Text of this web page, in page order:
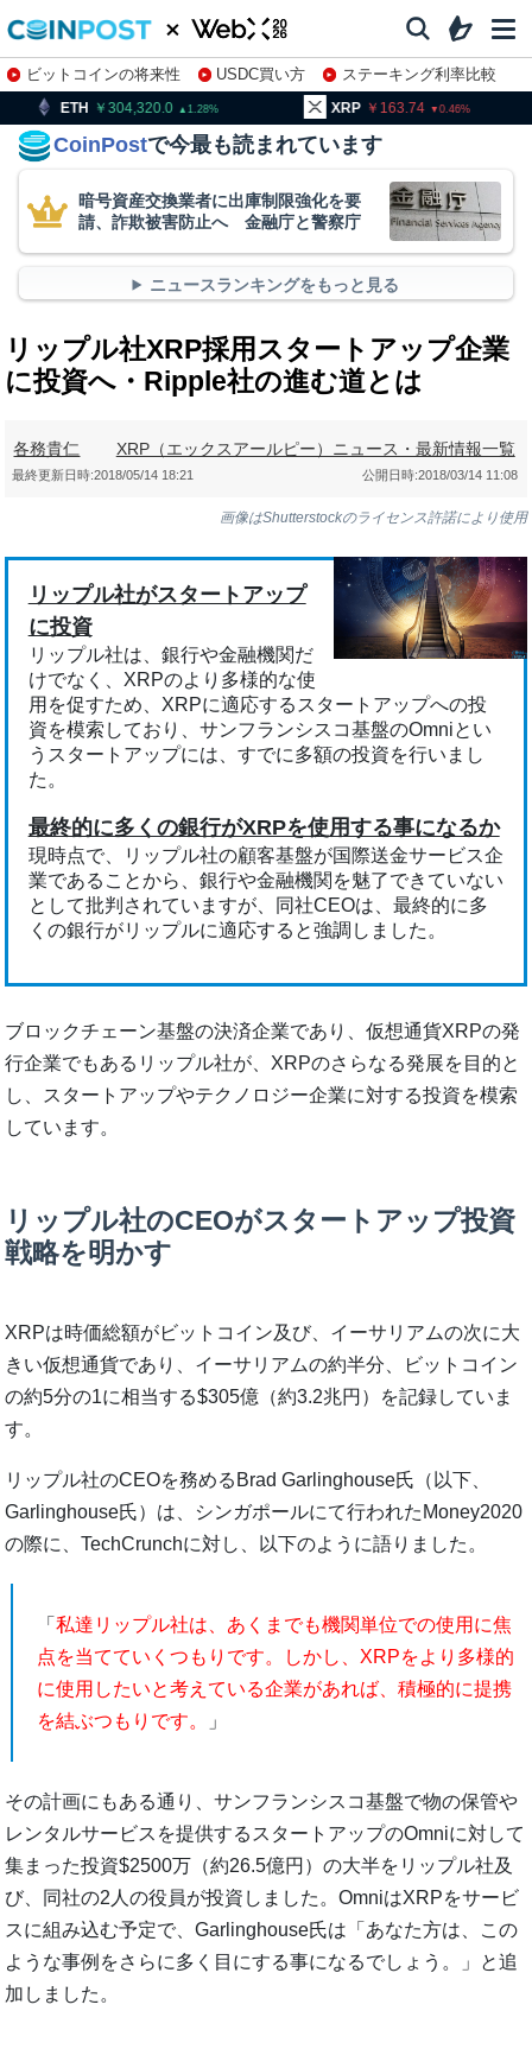
ビットコインの将来性 USDC買い方
ステーキング利率比較
株特集・関連銘柄
304,320.0 1.28 163.74 0.46
CoinPostで今最も読まれています
暗号資産交換業者に出庫制限強化を要
請、詐欺被害防止へ 金融庁と警察庁
ニュースランキングをもっと見る
リップル社XRP採用スタートアップ企業
に投資へ・Ripple社の進む道とは
各務貴仁 XRP（エックスアールピー）ニュース・最新情報一覧
公開日時:2018/03/14 11:08
最終更新日時:2018/05/14 18:21
画像はShutterstockのライセンス許諾により使用
リップル社がスタートアップ
に投資
リップル社は、銀行や金融機関だ
けでなく、XRPのより多様的な使
用を促すため、XRPに適応するスタートアップへの投
資を模索しており、サンフランシスコ基盤のOmniとい
うスタートアップには、すでに多額の投資を行いまし
た。
最終的に多くの銀行がXRPを使用する事になるか
現時点で、リップル社の顧客基盤が国際送金サービス企
業であることから、銀行や金融機関を魅了できていない
として批判されていますが、同社CEOは、最終的に多
くの銀行がリップルに適応すると強調しました。
ブロックチェーン基盤の決済企業であり、仮想通貨XRPの発
行企業でもあるリップル社が、XRPのさらなる発展を目的と
し、スタートアップやテクノロジー企業に対する投資を模索
しています。
リップル社のCEOがスタートアップ投資
戦略を明かす
XRPは時価総額がビットコイン及び、イーサリアムの次に大
きい仮想通貨であり、イーサリアムの約半分、ビットコイン
の約5分の1に相当する$305億（約3.2兆円）を記録していま
す。
リップル社のCEOを務めるBrad Garlinghouse氏（以下、
Garlinghouse氏）は、シンガポールにて行われたMoney2020
の際に、TechCrunchに対し、以下のように語りました。
「私達リップル社は、あくまでも機関単位での使用に焦
点を当てていくつもりです。しかし、XRPをより多様的
に使用したいと考えている企業があれば、積極的に提携
を結ぶつもりです。
」
その計画にもある通り、サンフランシスコ基盤で物の保管や
レンタルサービスを提供するスタートアップのOmniに対して
集まった投資$2500万（約26.5億円）の大半をリップル社及
び、同社の2人の役員が投資しました。OmniはXRPをサービ
スに組み込む予定で、Garlinghouse氏は「あなた方は、この
ような事例をさらに多く目にする事になるでしょう。」と追
加しました。